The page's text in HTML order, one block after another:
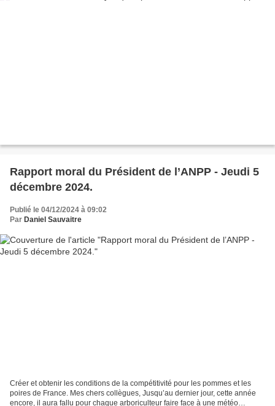
Rapport moral du Président de l’ANPP - Jeudi 5
décembre 2024.
Publié le 04/12/2024 à 09:02
Par Daniel Sauvaitre
Créer et obtenir les conditions de la compétitivité pour les pommes et les
poires de France. Mes chers collègues, Jusqu’au dernier jour, cette année
encore, il aura fallu pour chaque arboriculteur faire face à une météo